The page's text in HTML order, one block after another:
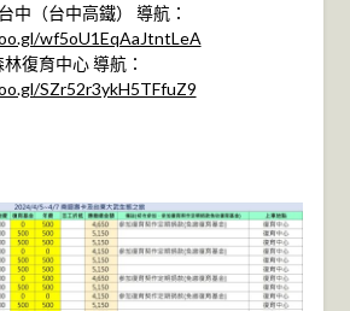
中（台中高鐵） 導航：
wf5oU1EqAaJtntLeA
復育中心 導航：
SZr52r3ykH5TFfuZ9